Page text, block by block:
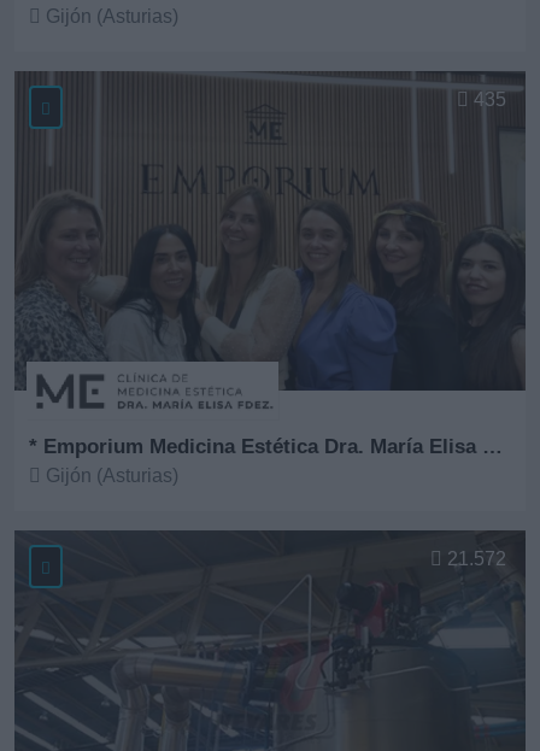
Gijón (Asturias)
* Emporium Medicina Estética Dra. María Elisa Fernández
Gijón (Asturias)
435
21.572